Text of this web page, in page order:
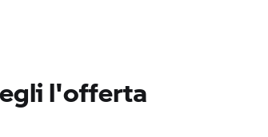
l'offerta